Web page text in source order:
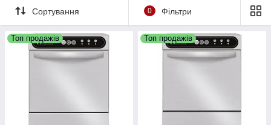
Сортування 0 Фільтри
Топ продажів Топ продажів